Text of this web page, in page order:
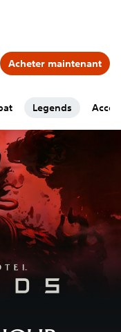
Legends
Acheter maintenant